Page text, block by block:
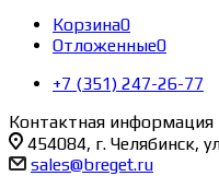
Корзина0
Отложенные0
+7 (351) 247-26-77
Контактная информация
454084, г. Челябинск,
sales@breget.ru